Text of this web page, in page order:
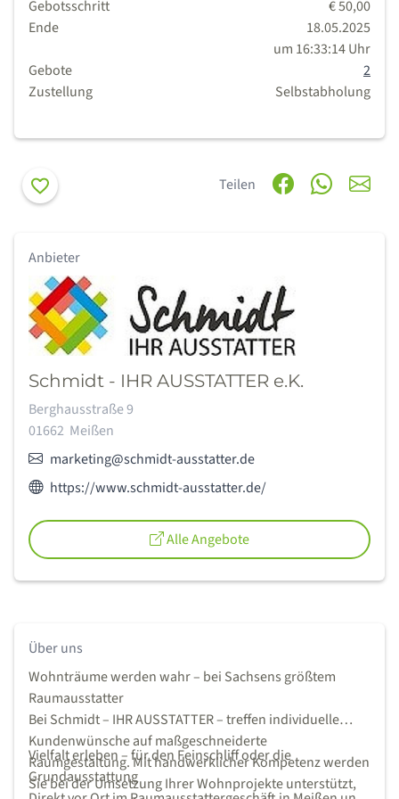
Gebotsschritt
€ 50,00
Ende
18.05.2025
um 16:33:14 Uhr
Gebote
2
Zustellung
Selbstabholung
Merken Teilen
Anbieter
Schmidt - IHR AUSSTATTER e.K.
Adresse:
Berghausstraße 9
01662 Meißen
E-Mail:marketing@schmidt-ausstatter.de
Webseite des Anbieters:
https://www.schmidt-ausstatter.de/
Alle Angebote
Über uns
Wohnträume werden wahr – bei Sachsens größtem
Raumausstatter
Bei Schmidt – IHR AUSSTATTER – treffen individuelle
Kundenwünsche auf maßgeschneiderte
Raumgestaltung. Mit handwerklicher Kompetenz werden
Sie bei der Umsetzung Ihrer Wohnprojekte unterstützt,
Vielfalt erleben – für den Feinschliff oder die
Grundausstattung